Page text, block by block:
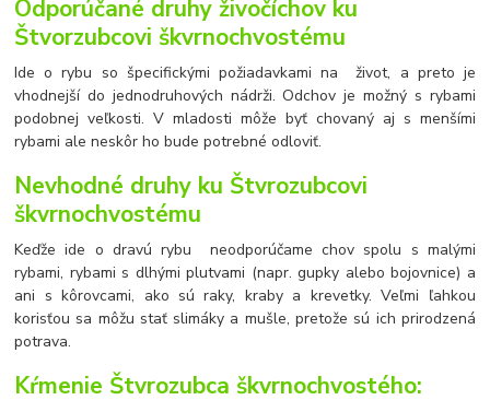
Odporúčané druhy živočíchov ku
Štvorzubcovi škvrnochvostému
Ide o rybu so špecifickými požiadavkami na život, a preto je
vhodnejší do jednodruhových nádrži. Odchov je možný s rybami
podobnej veľkosti. V mladosti môže byť chovaný aj s menšími
rybami ale neskôr ho bude potrebné odloviť.
Nevhodné druhy ku Štvrozubcovi
škvrnochvostému
Keďže ide o dravú rybu neodporúčame chov spolu s malými
rybami, rybami s dlhými plutvami (napr. gupky alebo bojovnice) a
ani s kôrovcami, ako sú raky, kraby a krevetky. Veľmi ľahkou
korisťou sa môžu stať slimáky a mušle, pretože sú ich prirodzená
potrava.
Kŕmenie Štvrozubca škvrnochvostého: